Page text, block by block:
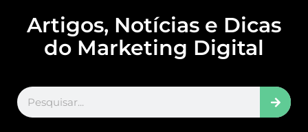
Artigos, Notícias e Dicas
do Marketing Digital